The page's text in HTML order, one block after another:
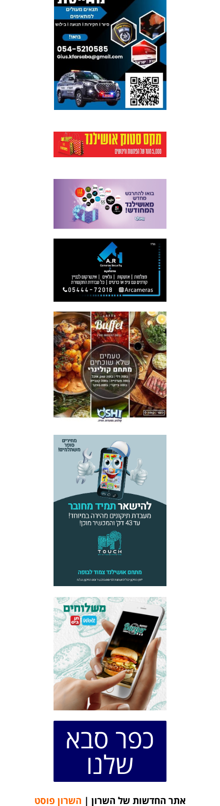
כפר סבא
שלנו
אתר החדשות של השרון | השרון פוסט